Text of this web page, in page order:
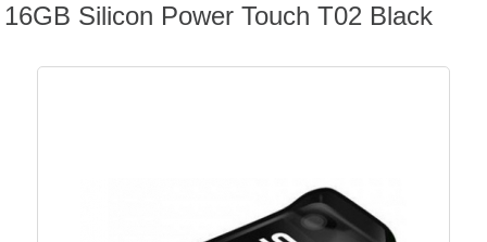
16GB Silicon Power Touch T02 Black